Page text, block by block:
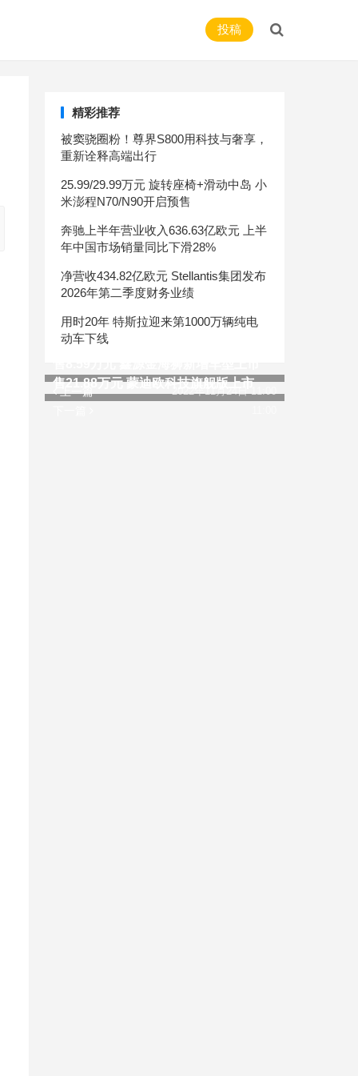
投稿
精彩推荐
被窦骁圈粉！尊界S800用科技与奢享，
重新诠释高端出行
25.99/29.99万元 旋转座椅+滑动中岛 小
米澎程N70/N90开启预售
奔驰上半年营业收入636.63亿欧元 上半
年中国市场销量同比下滑28%
净营收434.82亿欧元 Stellantis集团发布
2026年第二季度财务业绩
用时20年 特斯拉迎来第1000万辆纯电
动车下线
上一篇 2022年11月24日 11:00
售21.88万元 蒙迪欧科技旗舰版上市